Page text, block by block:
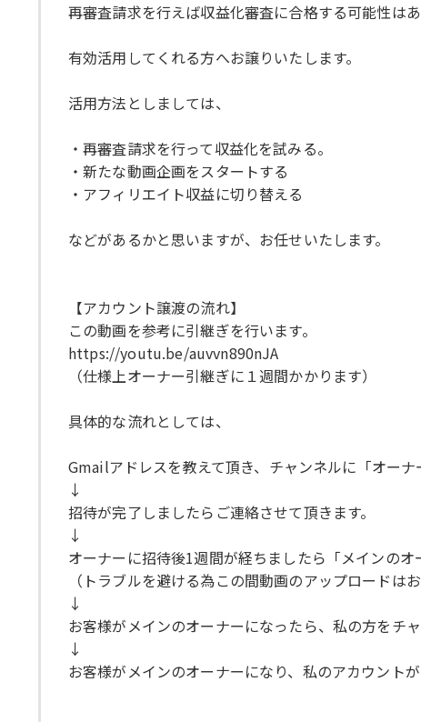
再審査請求を行えば収益化審査に合格する可能性は
有効活用してくれる方へお譲りいたします。
活用方法としましては、
・再審査請求を行って収益化を試みる。
・新たな動画企画をスタートする
・アフィリエイト収益に切り替える
などがあるかと思いますが、お任せいたします。
【アカウント譲渡の流れ】
この動画を参考に引継ぎを行います。
https://youtu.be/auvvn890nJA
（仕様上オーナー引継ぎに１週間かかります）
具体的な流れとしては、
Gmailアドレスを教えて頂き、チャンネルに「オーナ
↓
招待が完了しましたらご連絡させて頂きます。
↓
オーナーに招待後1週間が経ちましたら「メインのオ
（トラブルを避ける為この間動画のアップロードは
↓
お客様がメインのオーナーになったら、私の方をチ
↓
お客様がメインのオーナーになり、私のアカウント